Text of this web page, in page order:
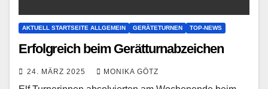
AKTUELL STARTSEITE ALLGEMEIN GERÄTETURNEN TOP-NEWS
Erfolgreich beim Gerätturnabzeichen
24. MÄRZ 2025 MONIKA GÖTZ